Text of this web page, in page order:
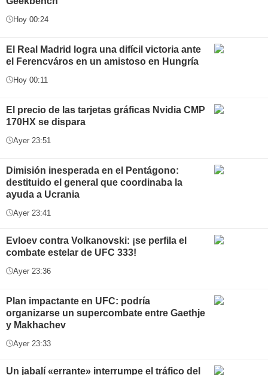
Hoy 00:24
El Real Madrid logra una difícil victoria ante
el Ferencváros en un amistoso en Hungría
Hoy 00:11
El precio de las tarjetas gráficas Nvidia CMP
170HX se dispara
Ayer 23:51
Dimisión inesperada en el Pentágono:
destituido el general que coordinaba la
ayuda a Ucrania
Ayer 23:41
Evloev contra Volkanovski: ¡se perfila el
combate estelar de UFC 333!
Ayer 23:36
Plan impactante en UFC: podría
organizarse un supercombate entre Gaethje
y Makhachev
Ayer 23:33
Un jabalí «errante» interrumpe el tráfico del